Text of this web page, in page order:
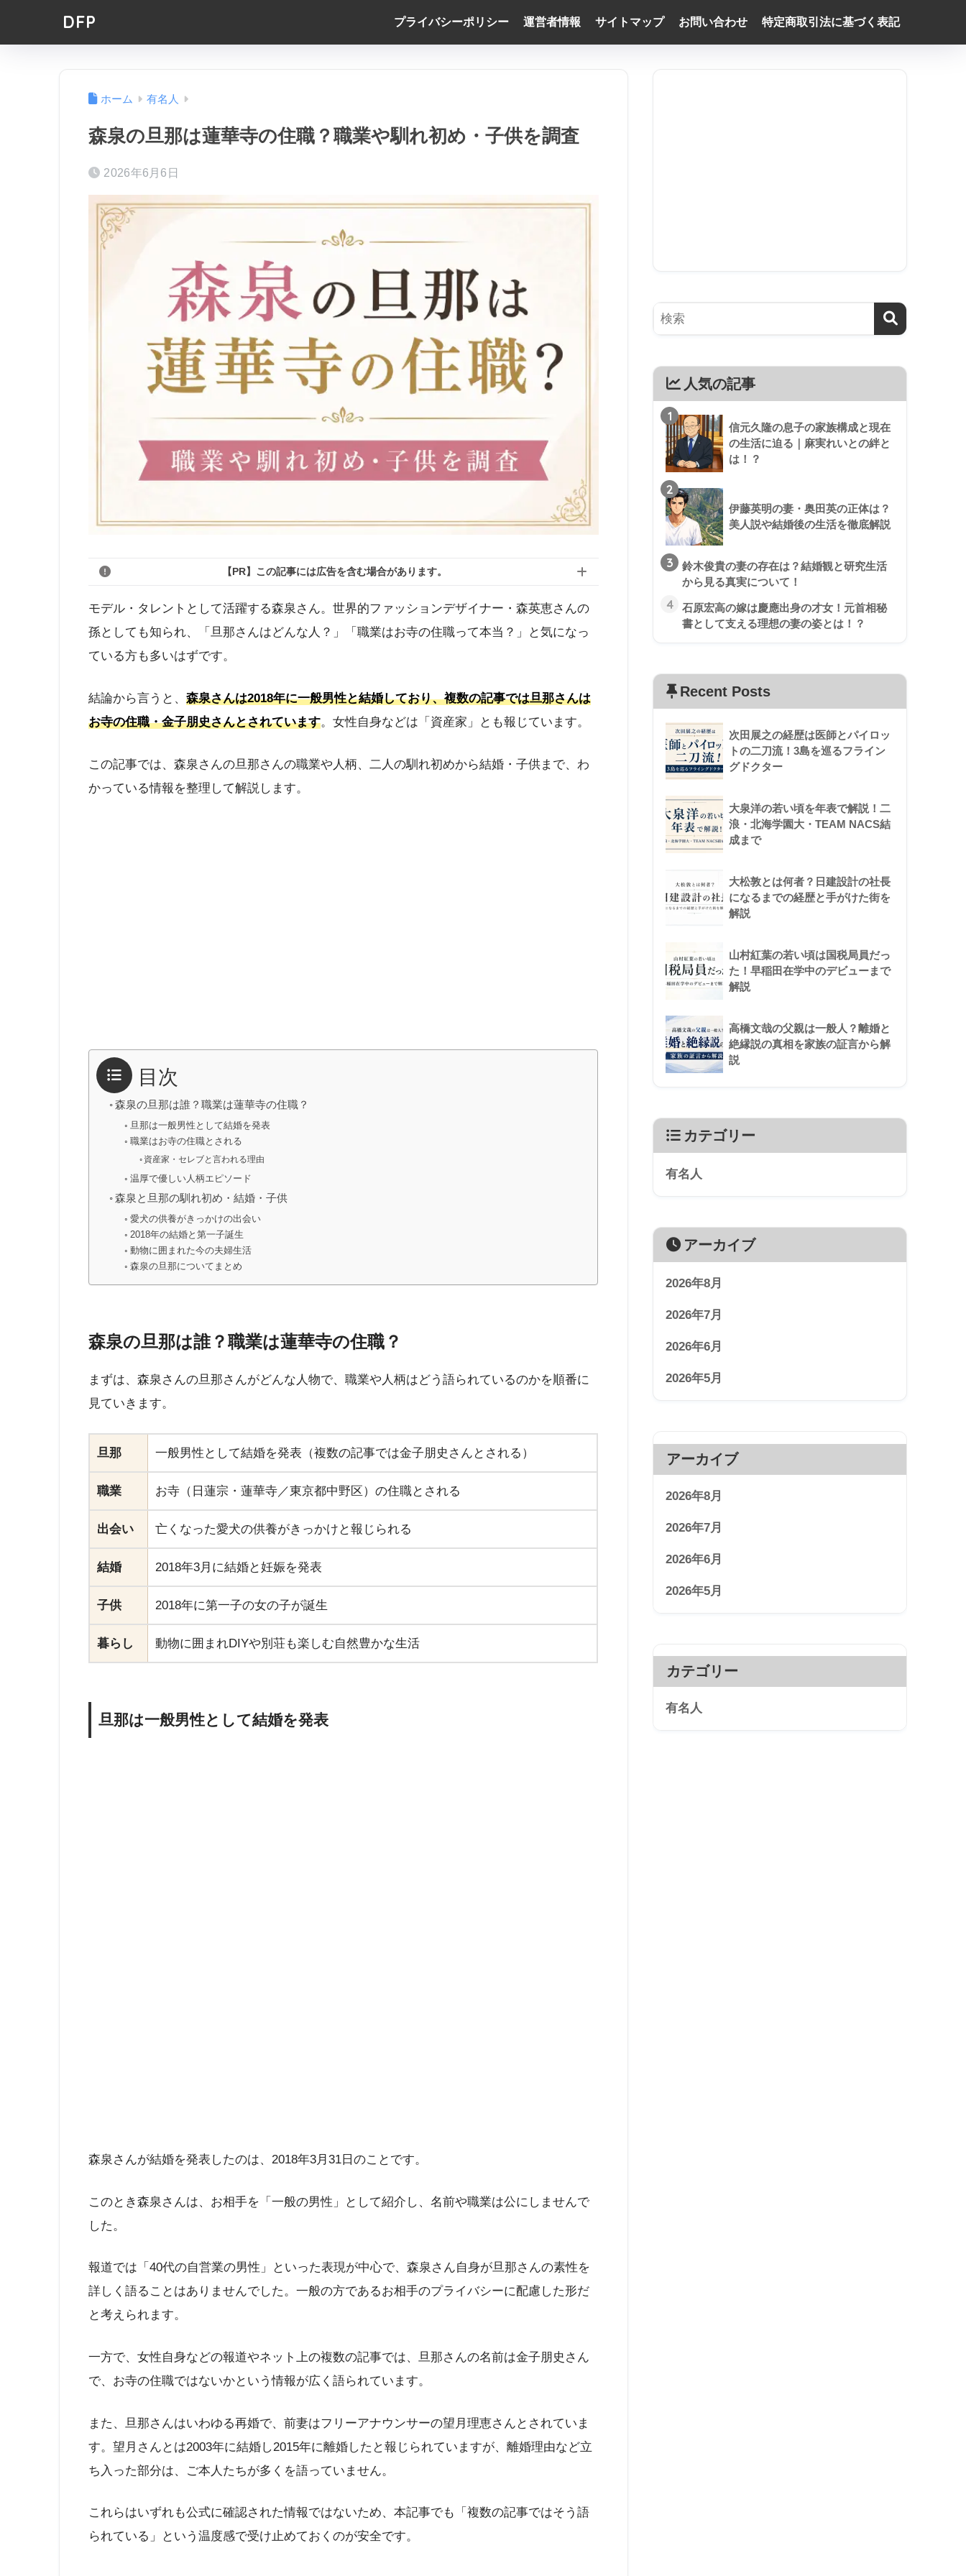
DFP プライバシーポリシー 運営者情報 サイトマップ お問い合わせ 特定商取引法に基づく表記
ホーム 有名人
森泉の旦那は蓮華寺の住職？職業や馴れ初め・子供を調査
2026年6月6日
【PR】この記事には広告を含む場合があります。
モデル・タレントとして活躍する森泉さん。世界的ファッションデザイナー・森英恵さんの
孫としても知られ、「旦那さんはどんな人？」「職業はお寺の住職って本当？」と気になっ
ている方も多いはずです。
結論から言うと、 森泉さんは2018年に一般男性と結婚しており、複数の記事では旦那さんは
お寺の住職・金子朋史さんとされています。女性自身などは「資産家」とも報じています。
この記事では、森泉さんの旦那さんの職業や人柄、二人の馴れ初めから結婚・子供まで、わ
かっている情報を整理して解説します。
目次
森泉の旦那は誰？職業は蓮華寺の住職？
旦那は一般男性として結婚を発表
職業はお寺の住職とされる
資産家・セレブと言われる理由
温厚で優しい人柄エピソード
森泉と旦那の馴れ初め・結婚・子供
愛犬の供養がきっかけの出会い
2018年の結婚と第一子誕生
動物に囲まれた今の夫婦生活
森泉の旦那についてまとめ
森泉の旦那は誰？職業は蓮華寺の住職？
まずは、森泉さんの旦那さんがどんな人物で、職業や人柄はどう語られているのかを順番に
見ていきます。
旦那 一般男性として結婚を発表（複数の記事では金子朋史さんとされる）
職業 お寺（日蓮宗・蓮華寺／東京都中野区）の住職とされる
出会い 亡くなった愛犬の供養がきっかけと報じられる
結婚 2018年3月に結婚と妊娠を発表
子供 2018年に第一子の女の子が誕生
暮らし 動物に囲まれDIYや別荘も楽しむ自然豊かな生活
旦那は一般男性として結婚を発表
森泉さんが結婚を発表したのは、2018年3月31日のことです。
このとき森泉さんは、お相手を「一般の男性」として紹介し、名前や職業は公にしませんで
した。
報道では「40代の自営業の男性」といった表現が中心で、森泉さん自身が旦那さんの素性を
詳しく語ることはありませんでした。一般の方であるお相手のプライバシーに配慮した形だ
と考えられます。
一方で、女性自身などの報道やネット上の複数の記事では、旦那さんの名前は金子朋史さん
で、お寺の住職ではないかという情報が広く語られています。
また、旦那さんはいわゆる再婚で、前妻はフリーアナウンサーの望月理恵さんとされていま
す。望月さんとは2003年に結婚し2015年に離婚したと報じられていますが、離婚理由など立
ち入った部分は、ご本人たちが多くを語っていません。
これらはいずれも公式に確認された情報ではないため、本記事でも「複数の記事ではそう語
られている」という温度感で受け止めておくのが安全です。
人気の記事
1
信元久隆の息子の家族構成と現在
の生活に迫る｜麻実れいとの絆と
は！？
2
伊藤英明の妻・奥田英の正体は？
美人説や結婚後の生活を徹底解説
3
鈴木俊貴の妻の存在は？結婚観と研究生活
から見る真実について！
4
石原宏高の嫁は慶應出身の才女！元首相秘
書として支える理想の妻の姿とは！？
Recent Posts
次田展之の経歴は医師とパイロッ
トの二刀流！3島を巡るフライン
グドクター
大泉洋の若い頃を年表で解説！二
浪・北海学園大・TEAM NACS結
成まで
大松敦とは何者？日建設計の社長
になるまでの経歴と手がけた街を
解説
山村紅葉の若い頃は国税局員だっ
た！早稲田在学中のデビューまで
解説
高橋文哉の父親は一般人？離婚と
絶縁説の真相を家族の証言から解
説
カテゴリー
有名人
アーカイブ
2026年8月
2026年7月
2026年6月
2026年5月
アーカイブ
2026年8月
2026年7月
2026年6月
2026年5月
カテゴリー
有名人